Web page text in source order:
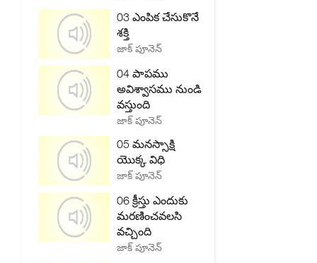
03 ఎంపిక చేసుకొనే
శక్తి
జాక్ పూనెన్
04 పాపము
అవిశ్వాసము నుండి
వస్తుంది
జాక్ పూనెన్
05 మనస్సాక్షి
యొక్క విధి
జాక్ పూనెన్
06 క్రీస్తు ఎందుకు
మరణించవలసి
వచ్చింది
జాక్ పూనెన్